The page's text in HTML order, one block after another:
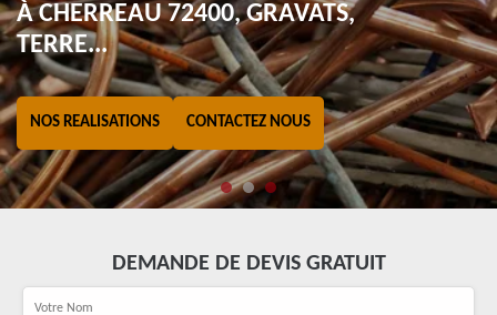
À CHERREAU 72400, GRAVATS,
TERRE...
NOS REALISATIONS CONTACTEZ NOUS
DEMANDE DE DEVIS GRATUIT